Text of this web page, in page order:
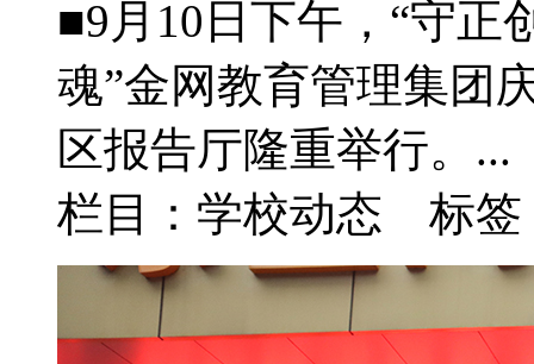
■9月10日下午，“守正
魂”金网教育管理集团
区报告厅隆重举行。...
栏目：学校动态 标